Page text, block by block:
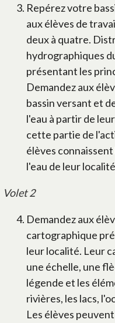
Repérez votre
aux élèves de
deux à quatre.
hydrographiques
présentant les
Demandez aux
bassin versant et
l'eau à partir de
cette partie de
élèves
l'eau de leur
Volet 2
Demandez aux
cartographique
leur localité. Leur
une échelle, une
légende et les
rivières, les lacs,
Les élèves